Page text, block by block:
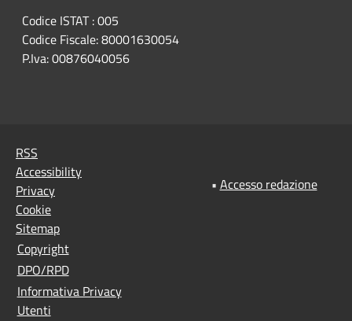
Codice ISTAT : 005
Codice Fiscale: 80001630054
P.Iva: 00876040056
RSS
Accessibility
Privacy
Cookie
Sitemap
Copyright
DPO/RPD
Informativa Privacy
Utenti
• Accesso redazione